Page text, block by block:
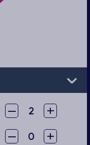
– 2 +
– 0 +